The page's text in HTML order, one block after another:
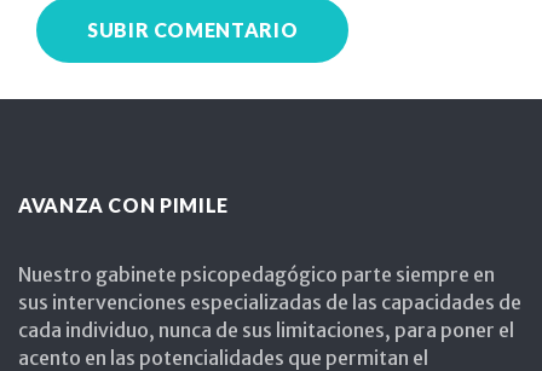
AVANZA CON PIMILE
Nuestro gabinete psicopedagógico parte siempre en
sus intervenciones especializadas de las capacidades de
cada individuo, nunca de sus limitaciones, para poner el
acento en las potencialidades que permitan el